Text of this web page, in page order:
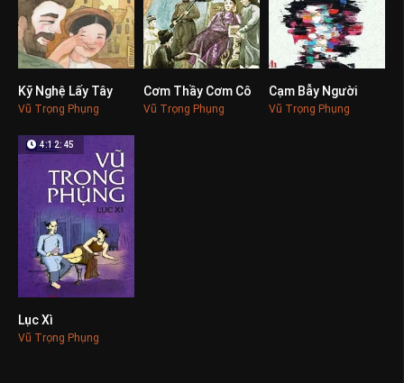
Kỹ Nghệ Lấy Tây
Vũ Trọng Phụng
0
Cơm Thầy Cơm Cô
Vũ Trọng Phụng
Cạm Bẫy Người
Vũ Trọng Phụng
4:12:45
Lục Xì
Vũ Trọng Phụng